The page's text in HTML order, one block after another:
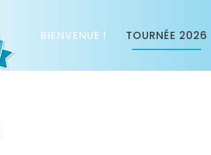
BIENVENUE ! TOURNÉE 2026